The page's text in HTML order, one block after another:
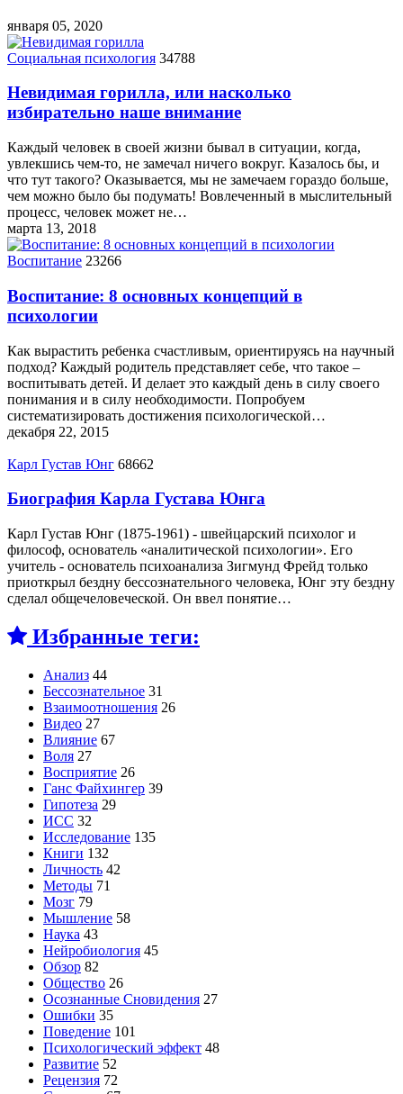
января 05, 2020
Социальная психология 34788
Невидимая горилла, или насколько
избирательно наше внимание
Каждый человек в своей жизни бывал в ситуации, когда,
увлекшись чем-то, не замечал ничего вокруг. Казалось бы, и
что тут такого? Оказывается, мы не замечаем гораздо больше,
чем можно было бы подумать! Вовлеченный в мыслительный
процесс, человек может не…
марта 13, 2018
Воспитание 23266
Воспитание: 8 основных концепций в
психологии
Как вырастить ребенка счастливым, ориентируясь на научный
подход? Каждый родитель представляет себе, что такое –
воспитывать детей. И делает это каждый день в силу своего
понимания и в силу необходимости. Попробуем
систематизировать достижения психологической…
декабря 22, 2015
Карл Густав Юнг 68662
Биография Карла Густава Юнга
Карл Густав Юнг (1875-1961) - швейцарский психолог и
философ, основатель «аналитической психологии». Его
учитель - основатель психоанализа Зигмунд Фрейд только
приоткрыл бездну бессознательного человека, Юнг эту бездну
сделал общечеловеческой. Он ввел понятие…
Избранные теги:
Анализ 44
Бессознательное 31
Взаимоотношения 26
Видео 27
Влияние 67
Воля 27
Восприятие 26
Ганс Файхингер 39
Гипотеза 29
ИСС 32
Исследование 135
Книги 132
Личность 42
Методы 71
Мозг 79
Мышление 58
Наука 43
Нейробиология 45
Обзор 82
Общество 26
Осознанные Сновидения 27
Ошибки 35
Поведение 101
Психологический эффект 48
Развитие 52
Рецензия 72